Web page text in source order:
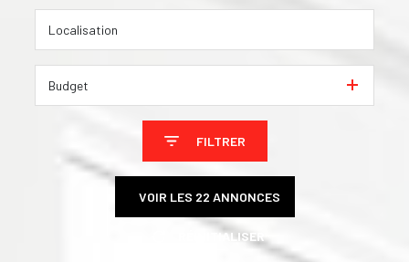
Budget
FILTRER
VOIR LES 22 ANNONCES
RÉINITIALISER